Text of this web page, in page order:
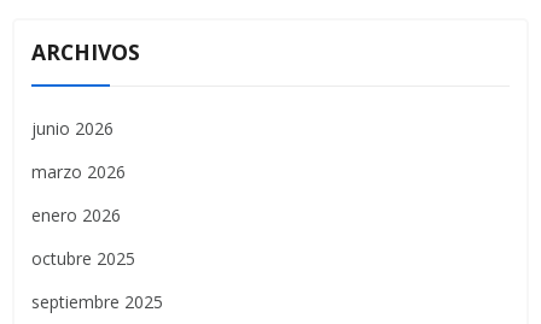
ARCHIVOS
junio 2026
marzo 2026
enero 2026
octubre 2025
septiembre 2025